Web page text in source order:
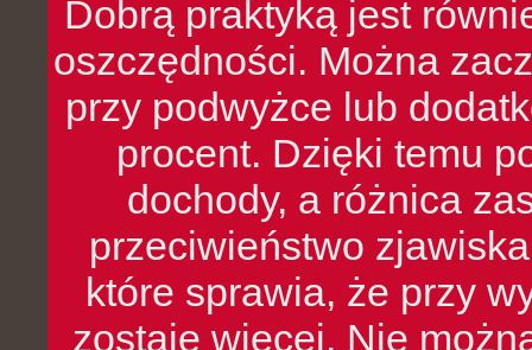
Dobrą praktyką jest
oszczędności. Można
przy podwyżce lub
procent. Dzięki temu
dochody, a różnica
przeciwieństwo
które sprawia, że przy
zostaje więcej. Nie